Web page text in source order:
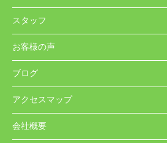
スタッフ
お客様の声
ブログ
アクセスマップ
会社概要